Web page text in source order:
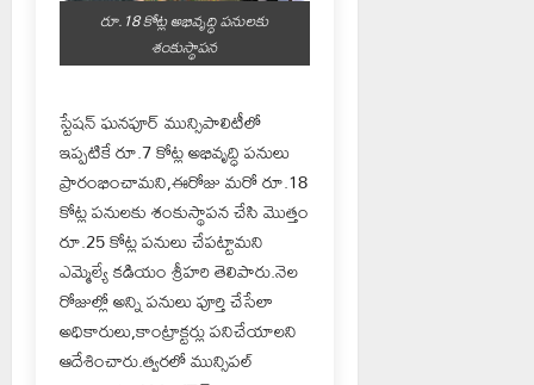
రూ.18 కోట్ల అభివృద్ధి పనులకు
శంకుస్థాపన
స్టేషన్ ఘనపూర్ మున్సిపాలిటీలో
ఇప్పటికే రూ.7 కోట్ల అభివృద్ధి పనులు
ప్రారంభించామని,ఈరోజు మరో రూ.18
కోట్ల పనులకు శంకుస్థాపన చేసి మొత్తం
రూ.25 కోట్ల పనులు చేపట్టామని
ఎమ్మెల్యే కడియం శ్రీహరి తెలిపారు.నెల
రోజుల్లో అన్ని పనులు పూర్తి చేసేలా
అధికారులు,కాంట్రాక్టర్లు పనిచేయాలని
ఆదేశించారు.త్వరలో మున్సిపల్